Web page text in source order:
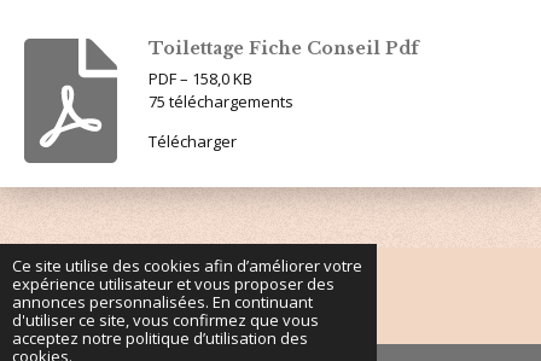
Ce site utilise des cookies afin d’améliorer votre
expérience utilisateur et vous proposer des
annonces personnalisées. En continuant
d'utiliser ce site, vous confirmez que vous
acceptez notre politique d’utilisation des
cookies.
Toilettage Fiche Conseil Pdf
PDF – 158,0 KB
75 téléchargements
Télécharger
© 2023 - 2026 Coton de Tulear - Sagacity
Propulsé parWebador